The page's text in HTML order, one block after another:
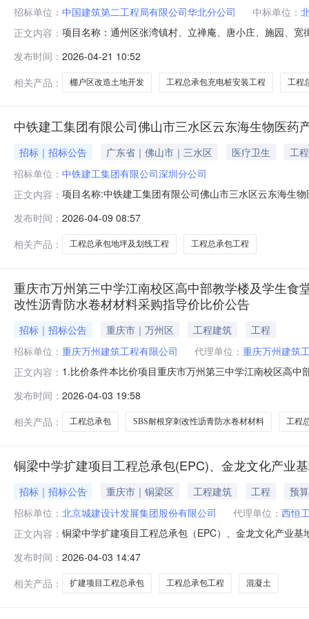
招标单位： 中国建筑第二工程局有限公司华北分公司 中标单位：
正文内容： 项目名称：通州区张湾镇村、立禅庵、唐小庄、施园、
发布时间： 2026-04-21 10:52
相关产品：
棚户区改造土地开发 工程总承包充电桩安装工程 工程
中铁建工集团有限公司佛山市三水区云东海生物医
招标｜招标公告 广东省｜佛山市｜三水区 医疗卫生
工程
招标单位： 中铁建工集团有限公司深圳分公司
正文内容： 项目名称:中铁建工集团有限公司佛山市三水区云东海生
招标公告.pdf
发布时间： 2026-04-09 08:57
相关产品：
工程总承包地坪及划线工程 工程总承包工程
重庆市万州第三中学江南校区高中部教学楼及学生
改性沥青防水卷材材料采购指导价比价公告
招标｜招标公告 重庆市｜万州区 工程建筑
工程
招标单位： 重庆万州建筑工程有限公司 代理单位： 重庆万州建筑
正文内容： 1.比价条件本比价项目重庆市万州第三中学江南校区高
资金、中央资金及业主多渠道筹集，项目出资比例为
食堂项目SBS耐根穿刺改性沥青防水卷材材料采
发布时间： 2026-04-03 19:58
相关产品：
工程总承包 SBS耐根穿刺改性沥青防水卷材材料 工程
铜梁中学扩建项目工程总承包(EPC)、金龙文化产业
招标｜招标公告 重庆市｜铜梁区 工程建筑 工程
预
招标单位： 北京城建设计发展集团股份有限公司 代理单位： 西恒
正文内容： 铜梁中学扩建项目工程总承包（EPC）、金龙文化产业
咨询集团有限公司。项目已具备招标条件，现对该项目
占地面积为146.56亩，总
发布时间： 2026-04-03 14:47
相关产品：
扩建项目工程总承包 工程总承包工程 混凝土